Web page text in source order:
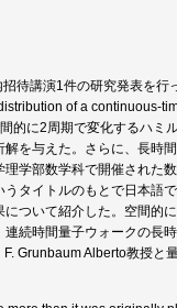
待講演1件の研究発表を
of a continuous-
的に2周期で変化するハミ
を与えた。さらに、長時
学部数学科で開催された
タイトルのもとで日本語
ついて紹介した。空間
続時間量子ウォークの
Grunbaum Alberto教授と